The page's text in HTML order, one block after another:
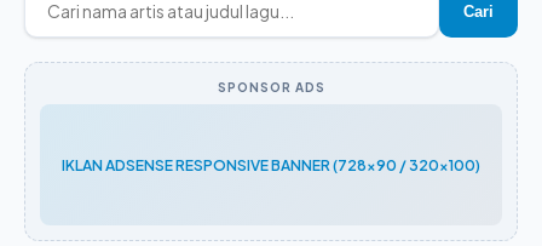
Cari
SPONSOR ADS
IKLAN ADSENSE RESPONSIVE BANNER (728x90 / 320x100)